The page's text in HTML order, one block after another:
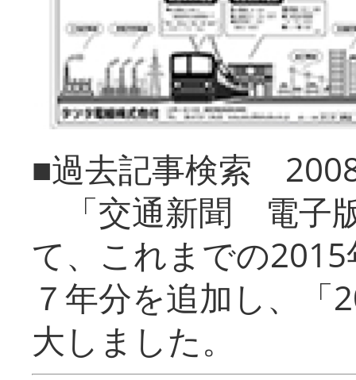
■過去記事検索
「交通新聞 電子
て、これまでの
７年分を追加し、「
大しまし